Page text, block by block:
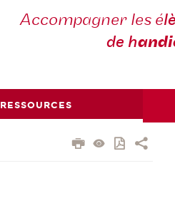
Accompagner les é
de h
RESSOURCES